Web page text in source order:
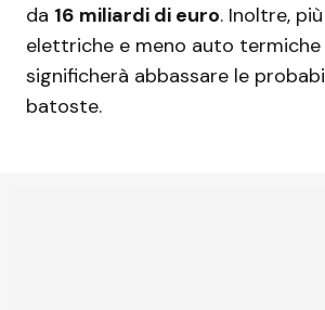
da 16 miliardi di euro. Inoltre,
elettriche e meno auto
significherà abbassare le
batoste.